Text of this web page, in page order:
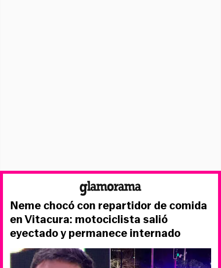
Neme chocó con repartidor de comida
en Vitacura: motociclista salió
eyectado y permanece internado